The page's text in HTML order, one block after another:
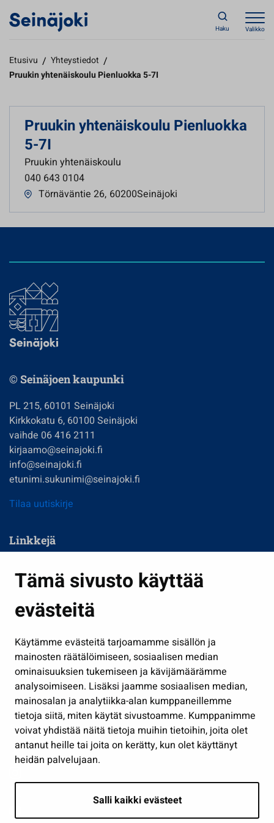
Tämä sivusto käyttää
evästeitä
Käytämme evästeitä tarjoamamme sisällön ja
mainosten räätälöimiseen, sosiaalisen median
ominaisuuksien tukemiseen ja kävijämäärämme
analysoimiseen. Lisäksi jaamme sosiaalisen median,
mainosalan ja analytiikka-alan kumppaneillemme
tietoja siitä, miten käytät sivustoamme. Kumppanimme
voivat yhdistää näitä tietoja muihin tietoihin, joita olet
antanut heille tai joita on kerätty, kun olet käyttänyt
heidän palvelujaan.
Salli kaikki evästeet
Haku Valikko
Etusivu / Yhteystiedot /
Pruukin yhtenäiskoulu Pienluokka 5-7I
Pruukin yhtenäiskoulu Pienluokka
5-7I
Pruukin yhtenäiskoulu
040 643 0104
Törnäväntie 26, 60200Seinäjoki
© Seinäjoen kaupunki
PL 215, 60101 Seinäjoki
Kirkkokatu 6, 60100 Seinäjoki
vaihde 06 416 2111
kirjaamo@seinajoki.fi
info@seinajoki.fi
etunimi.sukunimi@seinajoki.fi
Tilaa uutiskirje
Linkkejä
Kasvatus ja opetus
Kulttuuri ja liikunta
Työ ja yrittäminen
Osallistu ja asioi
Näytä omat evästeasetukseni
Seuraa meitä